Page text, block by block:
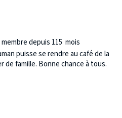
membre depuis 115 mois
puisse se rendre au café de la
de famille. Bonne chance à tous.